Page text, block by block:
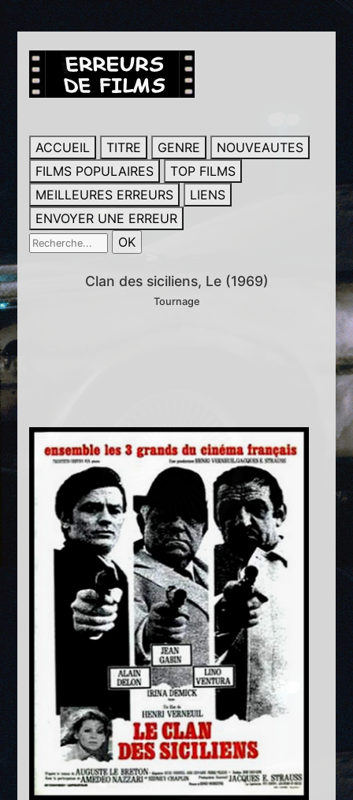
ACCUEIL TITRE GENRE
NOUVEAUTES
FILMS POPULAIRES
TOP FILMS
MEILLEURES ERREURS
LIENS
ENVOYER UNE ERREUR
Clan des siciliens, Le (1969)
Tournage